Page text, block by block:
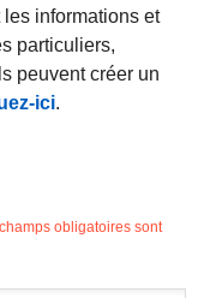
informations et
particuliers,
peuvent créer un
ici.
obligatoires sont